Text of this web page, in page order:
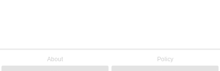
About Policy